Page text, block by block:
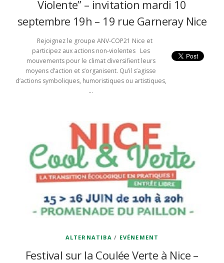
Violente” – invitation mardi 10
septembre 19h – 19 rue Garneray Nice
Rejoignez le groupe ANV-COP21 Nice et
participez aux actions non-violentes Les
mouvements pour le climat diversifient leurs
moyens d’action et s’organisent. Qu’il s’agisse
d’actions symboliques, humoristiques ou artistiques,
…
ALTERNATIBA / EVÉNEMENT
Festival sur la Coulée Verte à Nice –